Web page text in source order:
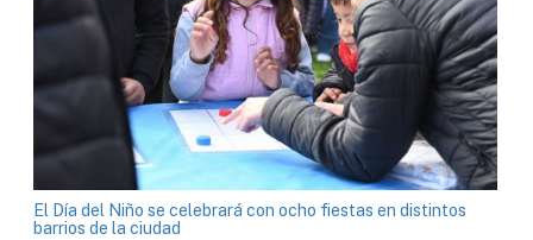
El Día del Niño se celebrará con ocho fiestas en distintos
barrios de la ciudad